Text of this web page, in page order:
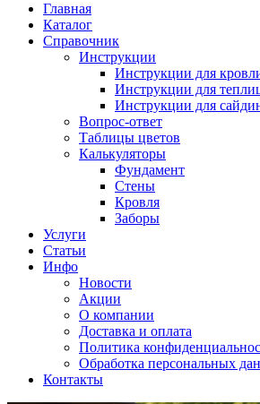
Главная
Каталог
Cправочник
Инструкции
Инструкции для
Инструкции для
Инструкции для
Вопрос-ответ
Таблицы цветов
Калькуляторы
Фундамент
Стены
Кровля
Заборы
Услуги
Статьи
Инфо
Новости
Акции
О компании
Доставка и оплата
Политика
Обработка персональных
Контакты